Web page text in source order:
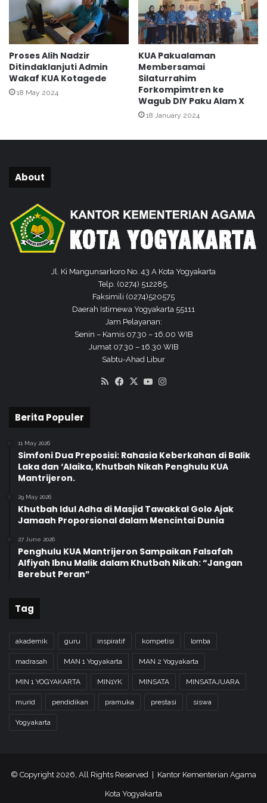
n
d
a
n
E
v
Proses Alih Nadzir
Ditindaklanjuti Admin
Wakaf KUA Kotagede
18 May 2024
KUA Pakualaman
Membersamai
Silaturrahim
Forkompimtren ke
Wagub DIY Paku Alam X
18 January 2024
About
Jl. Ki Mangunsarkoro No. 43 A Kota Yogyakarta
Telp. (0274) 512285,
Faksimili (0274)520575
Daerah Istimewa Yogyakarta 55111
Jam Pelayanan:
Senin – Kamis 07.30 – 16.00 WIB
Jumat 07.30 – 16.30 WIB
Sabtu-Ahad Libur
RSS Facebook
X YouTube
Berita Populer
11 May 2026
Simfoni Dua Preposisi: Rahasia Keberkahan di Balik
Laka dan ‘Alaika, Khutbah Nikah Penghulu KUA
Mantrijeron.
29 May 2026
Khutbah Idul Adha di Masjid Tawakkal Golo Ajak
Jamaah Proporsional dalam Mencintai Dunia
27 June 2026
Penghulu KUA Mantrijeron Sampaikan Falsafah
Alfiyah Ibnu Malik dalam Khutbah Nikah: “Jangan
Berebut Peran”
Tag
akademik guru inspiratif kompetisi lomba
madrasah MAN 1 Yogyakarta MAN 2 Yogyakarta
MIN 1 YOGYAKARTA MIN1YK MINSATA MINSATAJUARA
murid pendidikan pramuka prestasi siswa
Yogyakarta
© Copyright 2026, All Rights Reserved | Kantor Kementerian Agama
Kota Yogyakarta